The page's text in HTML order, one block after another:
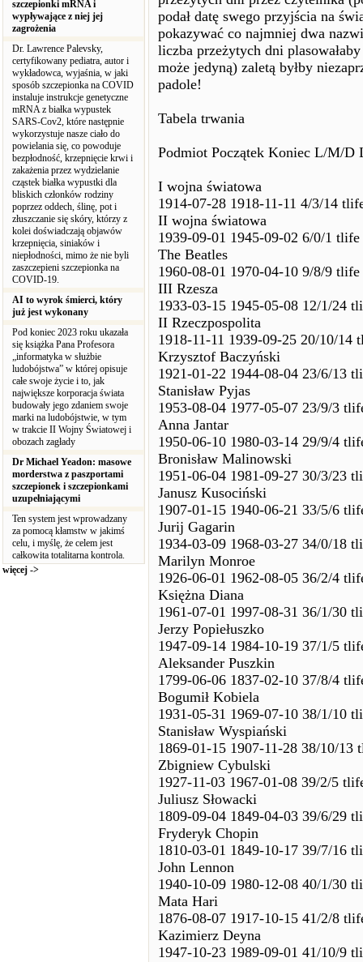
szczepionki mRNA i
wypływające z niej jej
zagrożenia
Dr. Lawrence Palevsky,
certyfikowany pediatra, autor i
wykładowca, wyjaśnia, w jaki
sposób szczepionka na COVID
instaluje instrukcje genetyczne
mRNA z białka wypustek
SARS-Cov2, które następnie
wykorzystuje nasze ciało do
powielania się, co powoduje
bezpłodność, krzepnięcie krwi i
zakażenia przez wydzielanie
cząstek białka wypustki dla
bliskich członków rodziny
poprzez oddech, ślinę, pot i
złuszczanie się skóry, którzy z
kolei doświadczają objawów
krzepnięcia, siniaków i
niepłodności, mimo że nie byli
zaszczepieni szczepionka na
COVID-19.
AI to wyrok śmierci, który
już jest wykonany
Pod koniec 2023 roku ukazała
się książka Pana Profesora
„informatyka w służbie
ludobójstwa” w której opisuje
całe swoje życie i to, jak
największe korporacja świata
budowały jego zdaniem swoje
marki na ludobójstwie, w tym
w trakcie II Wojny Światowej i
obozach zagłady
Dr Michael Yeadon: masowe
morderstwa z paszportami
szczepionek i szczepionkami
uzupełniającymi
Ten system jest wprowadzany
za pomocą kłamstw w jakimś
celu, i myślę, że celem jest
całkowita totalitarna kontrola.
więcej ->
podał datę swego przyjścia na
pokazywać co najmniej dwa
liczba przeżytych dni
może jedyną) zaletą byłby
padole!
Tabela trwania
Podmiot Początek Koniec L/M/D
I wojna światowa
1914-07-28 1918-11-11 4/3/14
II wojna światowa
1939-09-01 1945-09-02 6/0/1
The Beatles
1960-08-01 1970-04-10 9/8/9
III Rzesza
1933-03-15 1945-05-08 12/1/24
II Rzeczpospolita
1918-11-11 1939-09-25 20/10/14
Krzysztof Baczyński
1921-01-22 1944-08-04 23/6/13
Stanisław Pyjas
1953-08-04 1977-05-07 23/9/3
Anna Jantar
1950-06-10 1980-03-14 29/9/4
Bronisław Malinowski
1951-06-04 1981-09-27 30/3/23
Janusz Kusociński
1907-01-15 1940-06-21 33/5/6
Jurij Gagarin
1934-03-09 1968-03-27 34/0/18
Marilyn Monroe
1926-06-01 1962-08-05 36/2/4
Księżna Diana
1961-07-01 1997-08-31 36/1/30
Jerzy Popiełuszko
1947-09-14 1984-10-19 37/1/5
Aleksander Puszkin
1799-06-06 1837-02-10 37/8/4
Bogumił Kobiela
1931-05-31 1969-07-10 38/1/10
Stanisław Wyspiański
1869-01-15 1907-11-28 38/10/13
Zbigniew Cybulski
1927-11-03 1967-01-08 39/2/5
Juliusz Słowacki
1809-09-04 1849-04-03 39/6/29
Fryderyk Chopin
1810-03-01 1849-10-17 39/7/16
John Lennon
1940-10-09 1980-12-08 40/1/30
Mata Hari
1876-08-07 1917-10-15 41/2/8
Kazimierz Deyna
1947-10-23 1989-09-01 41/10/9